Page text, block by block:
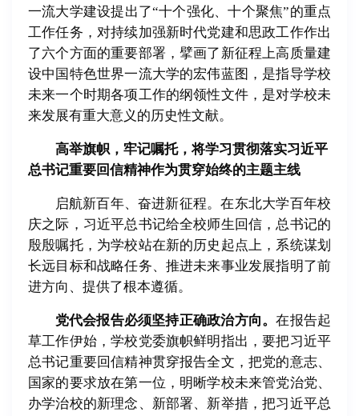
一流大学建设提出了“十个强化、十个聚焦”的重点
工作任务，对持续加强新时代党建和思政工作作出
了六个方面的重要部署，擘画了新征程上高质量建
设中国特色世界一流大学的宏伟蓝图，是指导学校
未来一个时期各项工作的纲领性文件，是对学校未
来发展有重大意义的历史性文献。
高举旗帜，牢记嘱托，将学习贯彻落实习近平
总书记重要回信精神作为贯穿始终的主题主线
启航新百年、奋进新征程。在东北大学百年校
庆之际，习近平总书记给全校师生回信，总书记的
殷殷嘱托，为学校站在新的历史起点上，系统谋划
长远目标和战略任务、推进未来事业发展指明了前
进方向、提供了根本遵循。
党代会报告必须坚持正确政治方向。在报告起
草工作伊始，学校党委旗帜鲜明指出，要把习近平
总书记重要回信精神贯穿报告全文，把党的意志、
国家的要求放在第一位，明晰学校未来管党治党、
办学治校的新理念、新部署、新举措，把习近平总